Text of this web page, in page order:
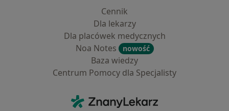
Cennik
Dla lekarzy
Dla placówek medycznych
Noa Notes
nowość
Baza wiedzy
Centrum Pomocy dla Specjalisty
ZnanyLekarz - Strona główna